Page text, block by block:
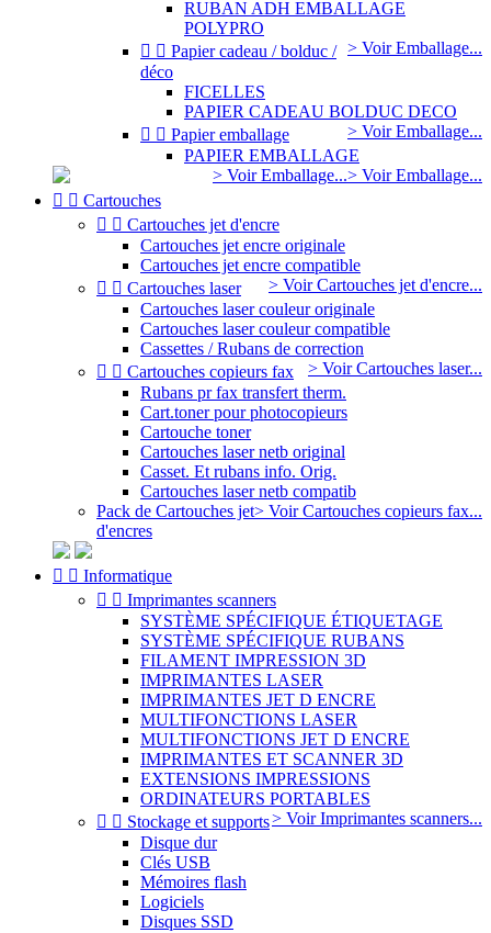
RUBAN ADH EMBALLAGE
POLYPRO
> Voir Emballage...
  Papier cadeau / bolduc /
déco
FICELLES
PAPIER CADEAU BOLDUC DECO
> Voir Emballage...
  Papier emballage
PAPIER EMBALLAGE
> Voir Emballage...
> Voir Emballage...
  Cartouches
  Cartouches jet d'encre
Cartouches jet encre originale
Cartouches jet encre compatible
> Voir Cartouches jet d'encre...
  Cartouches laser
Cartouches laser couleur originale
Cartouches laser couleur compatible
Cassettes / Rubans de correction
> Voir Cartouches laser...
  Cartouches copieurs fax
Rubans pr fax transfert therm.
Cart.toner pour photocopieurs
Cartouche toner
Cartouches laser netb original
Casset. Et rubans info. Orig.
Cartouches laser netb compatib
> Voir Cartouches copieurs fax...
Pack de Cartouches jet
d'encres
  Informatique
  Imprimantes scanners
SYSTÈME SPÉCIFIQUE ÉTIQUETAGE
SYSTÈME SPÉCIFIQUE RUBANS
FILAMENT IMPRESSION 3D
IMPRIMANTES LASER
IMPRIMANTES JET D ENCRE
MULTIFONCTIONS LASER
MULTIFONCTIONS JET D ENCRE
IMPRIMANTES ET SCANNER 3D
EXTENSIONS IMPRESSIONS
ORDINATEURS PORTABLES
> Voir Imprimantes scanners...
  Stockage et supports
Disque dur
Clés USB
Mémoires flash
Logiciels
Disques SSD